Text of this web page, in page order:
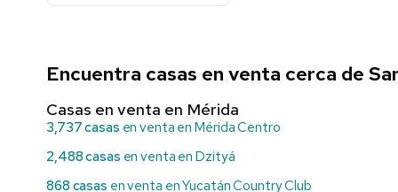
Encuentra casas en venta cerca de
Casas en venta en Mérida
3,737 casas en venta en Mérida Centro
2,488 casas en venta en Dzityá
868 casas en venta en Yucatán Country Club